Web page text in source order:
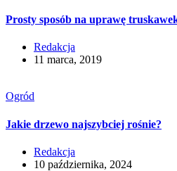
Prosty sposób na uprawę
Redakcja
11 marca, 2019
Ogród
Jakie drzewo najszybciej rośnie?
Redakcja
10 października, 2024